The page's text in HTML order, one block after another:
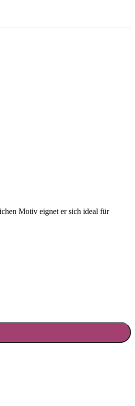
Motiv eignet er sich ideal für